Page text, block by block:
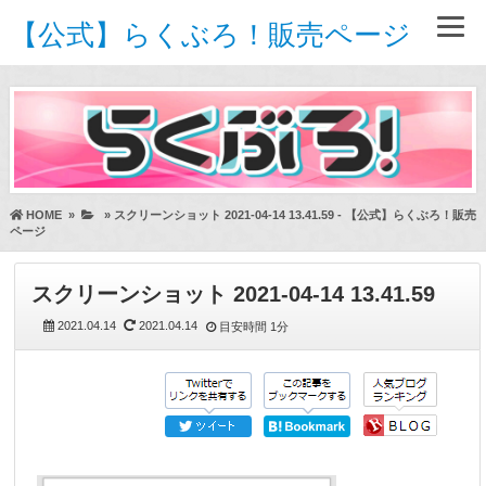
【公式】らくぶろ！販売ページ
HOME» » スクリーンショット 2021-04-14 13.41.59 - 【公式】らくぶろ！販売
ページ
スクリーンショット 2021-04-14 13.41.59
2021.04.14 2021.04.14 目安時間 1分